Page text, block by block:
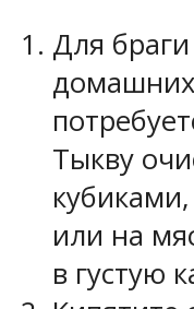
Для
Тыкву
или на
в густую